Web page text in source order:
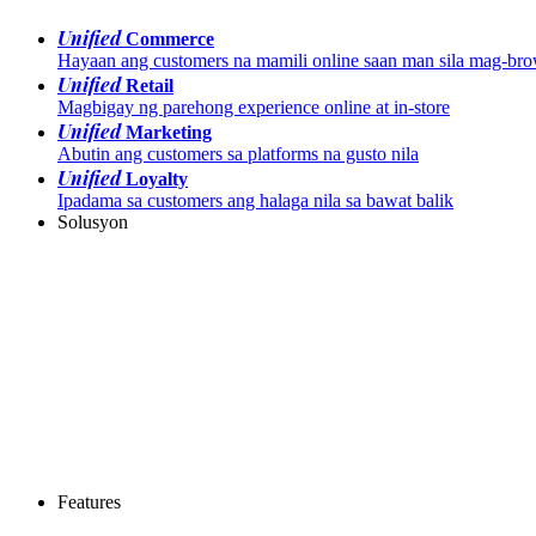
UnifiedCommerce
Hayaan ang customers na mamili online saan man sila mag-
UnifiedRetail
Magbigay ng parehong experience online at in-store
UnifiedMarketing
Abutin ang customers sa platforms na gusto nila
UnifiedLoyalty
Ipadama sa customers ang halaga nila sa bawat balik
Solusyon
Features